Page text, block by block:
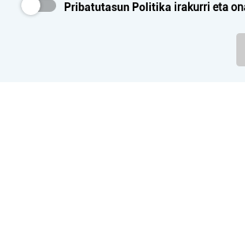
Pribatutasun Politika irakurri eta